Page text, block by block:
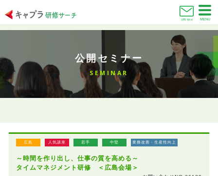
お問い合わせ MENU
公開セミナー
SEMINAR
広島 人気講座 若手 中堅 業務改善・生産性向上
～時間を作り出し、仕事の質を高める～
タイムマネジメント研修 ＜広島会場＞